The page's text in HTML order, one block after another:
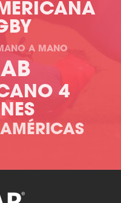
A MANO
4